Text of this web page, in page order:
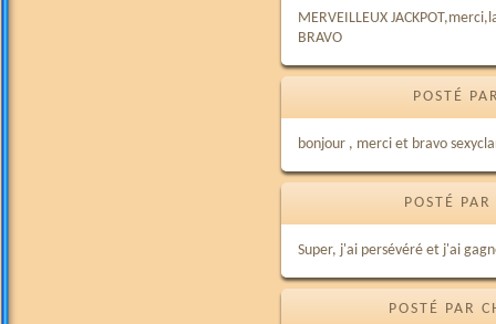
MERVEILLEUX
BRAVO
POSTÉ
bonjour , merci et bravo
POSTÉ
Super, j'ai persévéré et j'ai
POSTÉ PAR